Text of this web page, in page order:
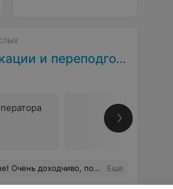
рабочих
Все цены
просто подготовитесь к экзамену, а научитесь ездить! Еще